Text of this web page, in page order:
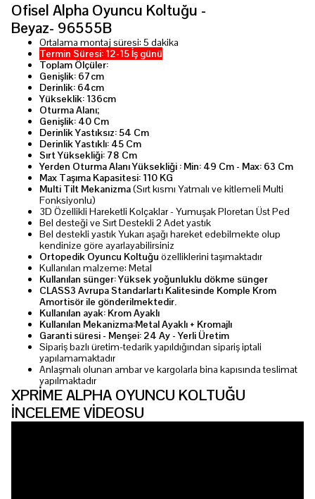
Ofisel Alpha Oyuncu Koltuğu -
Beyaz- 96555B
Ortalama montaj süresi: 5 dakika
Termin Süresi: 12-15 İş günü
Toplam Ölçüler:
Genişlik: 67cm
Derinlik: 64cm
Yükseklik: 136cm
Oturma Alanı;
Genişlik: 40 Cm
Derinlik Yastıksız: 54 Cm
Derinlik Yastıklı: 45 Cm
Sırt Yüksekliği: 78 Cm
Yerden Oturma Alanı Yüksekliği : Min: 49 Cm - Max: 63 Cm
Max Taşıma Kapasitesi: 110 KG
Multi Tilt Mekanizma(Sırt kısmı Yatmalı ve kitlemeli Multi
Fonksiyonlu)
3D Özellikli Hareketli Kolçaklar - Yumuşak Ploretan Üst Ped
Bel desteği ve Sırt Destekli 2 Adet yastık
Bel destekli yastık Yukarı aşağı hareket edebilmekte olup
kendinize göre ayarlayabilirsiniz
Ortopedik Oyuncu Koltuğu özelliklerini taşımaktadır
Kullanılan malzeme: Metal
Kullanılan sünger: Yüksek yoğunluklu dökme sünger
CLASS3 Avrupa Standarlartı Kalitesinde Komple Krom
Amortisör ile gönderilmektedir.
Kullanılan ayak: Krom Ayaklı
Kullanılan Mekanizma:Metal Ayaklı + Kromajlı
Garanti süresi - Menşei: 24 Ay - Yerli Üretim
Sipariş bazlı üretim-tedarik yapıldığından sipariş iptali
yapılamamaktadır
Anlaşmalı olunan ambar ve kargolarla bina kapısında teslimat
yapılmaktadır
XPRİME ALPHA OYUNCU KOLTUĞU
İNCELEME VİDEOSU